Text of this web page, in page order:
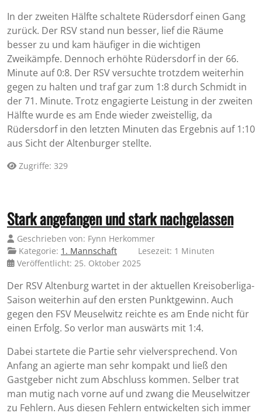
In der zweiten Hälfte schaltete Rüdersdorf einen Gang
zurück. Der RSV stand nun besser, lief die Räume
besser zu und kam häufiger in die wichtigen
Zweikämpfe. Dennoch erhöhte Rüdersdorf in der 66.
Minute auf 0:8. Der RSV versuchte trotzdem weiterhin
gegen zu halten und traf gar zum 1:8 durch Schmidt in
der 71. Minute. Trotz engagierte Leistung in der zweiten
Hälfte wurde es am Ende wieder zweistellig, da
Rüdersdorf in den letzten Minuten das Ergebnis auf 1:10
aus Sicht der Altenburger stellte.
Zugriffe: 329
Stark angefangen und stark nachgelassen
Geschrieben von: Fynn Herkommer
Kategorie: 1. Mannschaft
Lesezeit: 1 Minuten
Veröffentlicht: 25. Oktober 2025
Der RSV Altenburg wartet in der aktuellen Kreisoberliga-
Saison weiterhin auf den ersten Punktgewinn. Auch
gegen den FSV Meuselwitz reichte es am Ende nicht für
einen Erfolg. So verlor man auswärts mit 1:4.
Dabei startete die Partie sehr vielversprechend. Von
Anfang an agierte man sehr kompakt und ließ den
Gastgeber nicht zum Abschluss kommen. Selber trat
man mutig nach vorne auf und zwang die Meuselwitzer
zu Fehlern. Aus diesen Fehlern entwickelten sich immer